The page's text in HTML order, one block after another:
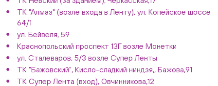
ТК "Алмаз" (возле входа в Ленту), ул. Копейское шоссе
64/1
ул. Бейвеля, 59
Краснопольский проспект 13Г возле Монетки
ул. Сталеваров, 5/3 возле Супер Ленты
ТК "Бажовский", Кисло-сладкий ниндзя,, Бажова,91
ТК Супер Лента (вход), Овчинникова,12